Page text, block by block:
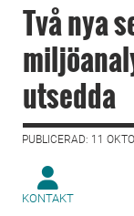
Två nya
utsedda
PUBLICERAD: 11
KONTAKT